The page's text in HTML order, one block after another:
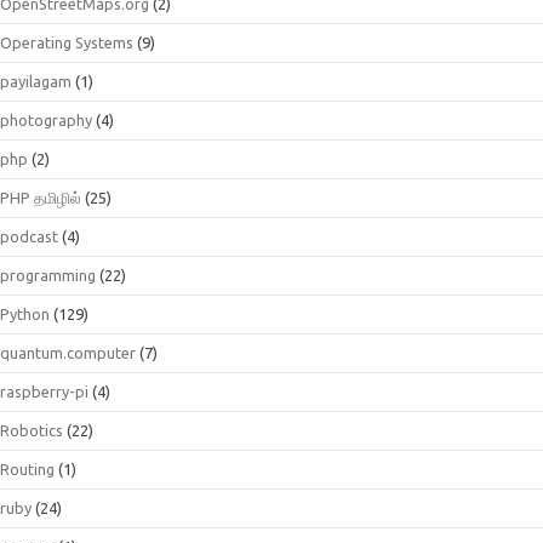
Operating Systems (9)
payilagam (1)
photography (4)
php (2)
PHP தமிழில் (25)
podcast (4)
programming (22)
Python (129)
quantum.computer (7)
raspberry-pi (4)
Robotics (22)
Routing (1)
ruby (24)